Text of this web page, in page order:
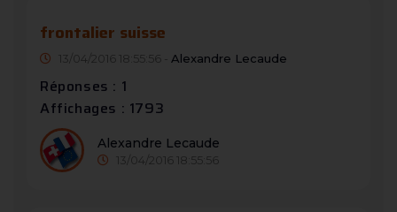
frontalier suisse
13/04/2016 18:55:56 - Alexandre Lecaude
Réponses : 1
Affichages : 1793
Alexandre Lecaude
13/04/2016 18:55:56